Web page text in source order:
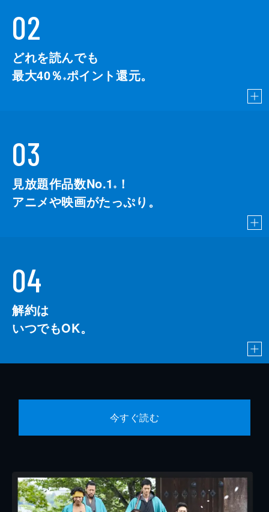
02
どれを読んでも
最大40％ ※ポイント還元。
03
見放題作品数No.1 ※
！
アニメや映画がたっぷり。
04
解約は
いつでもOK。
今すぐ読む